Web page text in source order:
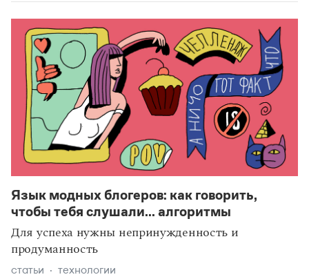
Язык модных блогеров: как говорить,
чтобы тебя слушали... алгоритмы
Для успеха нужны непринужденность и
продуманность
статьи технологии